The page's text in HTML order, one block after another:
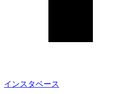
インスタベース